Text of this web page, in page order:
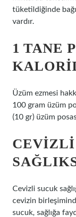
tüketildiğinde
vardır.
1 TANE
Üzüm ezmesi
100 gram üzüm
(10 gr) üzüm
CEVIZLI
Cevizli sucuk
cevizin
sucuk, sağlığa